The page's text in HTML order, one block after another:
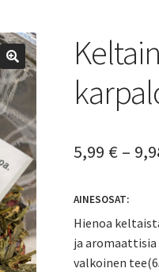
5,99 € –
AINESOSAT:
Hienoa
ja aromaattisia
valkoinen